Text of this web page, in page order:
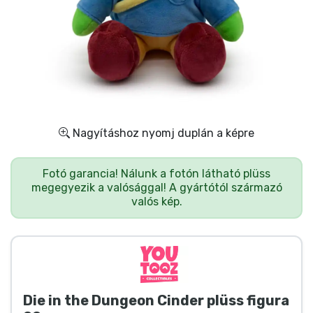
Nagyításhoz nyomj duplán a képre
Fotó garancia! Nálunk a fotón látható plüss
megegyezik a valósággal! A gyártótól származó
valós kép.
Die in the Dungeon Cinder plüss figura
Ajándékkártya
Szállítás és fizetés
Sorozatos cuccok
Mesés cuccok
Animés cuccok
Gamer cuccok